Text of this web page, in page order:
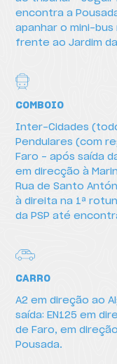
encontra a
apanhar o mini-bus
frente ao Jardim
COMBOIO
Inter-Cidades
Pendulares (com
Faro - após saída
em direcção à
Rua de Santo
à direita na 1ª
da PSP até
CARRO
A2 em direção ao
saída: EN125 em
de Faro, em
Pousada.